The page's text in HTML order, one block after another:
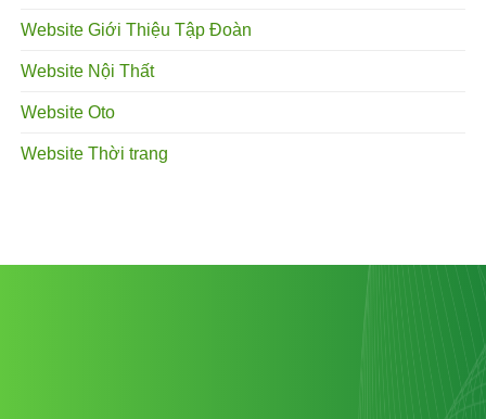
Website Giới Thiệu Tập Đoàn
Website Nội Thất
Website Oto
Website Thời trang